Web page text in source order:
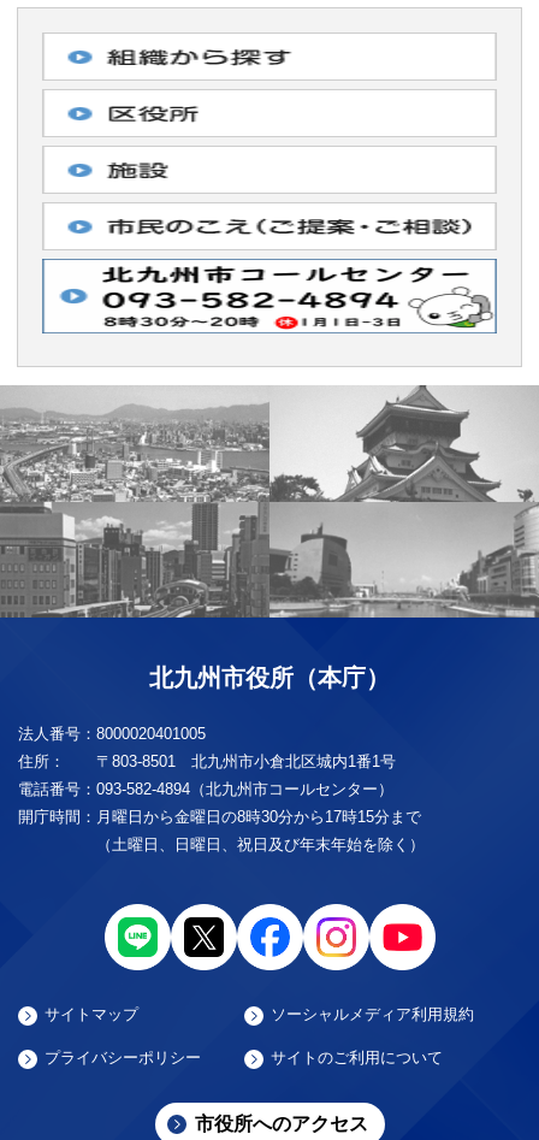
北九州市役所（本庁）
法人番号： 8000020401005
住所：
〒803-8501 北九州市小倉北区城内1番1号
電話番号： 093-582-4894（北九州市コールセンター）
開庁時間： 月曜日から金曜日の8時30分から17時15分まで
（土曜日、日曜日、祝日及び年末年始を除く）
サイトマップ ソーシャルメディア利用規約
プライバシーポリシー サイトのご利用について
市役所へのアクセス